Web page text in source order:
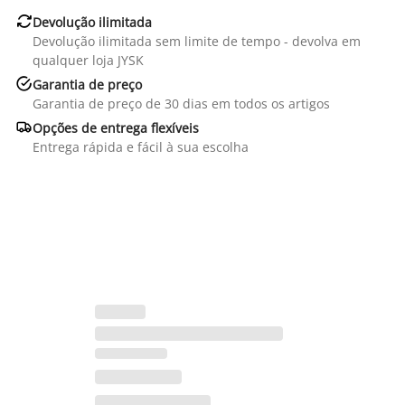
Devolução ilimitada
Devolução ilimitada sem limite de tempo - devolva em
qualquer loja JYSK
Garantia de preço
Garantia de preço de 30 dias em todos os artigos
Opções de entrega flexíveis
Entrega rápida e fácil à sua escolha